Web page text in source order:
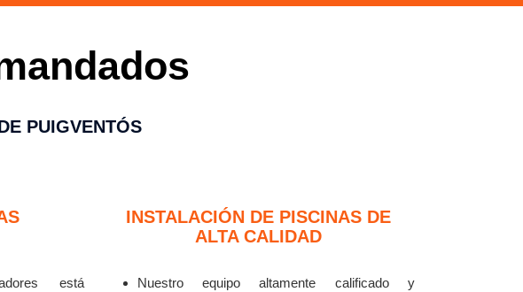
PUIGVENTÓS
está
INSTALACIÓN DE PISCINAS DE
ALTA CALIDAD
Nuestro equipo altamente calificado y